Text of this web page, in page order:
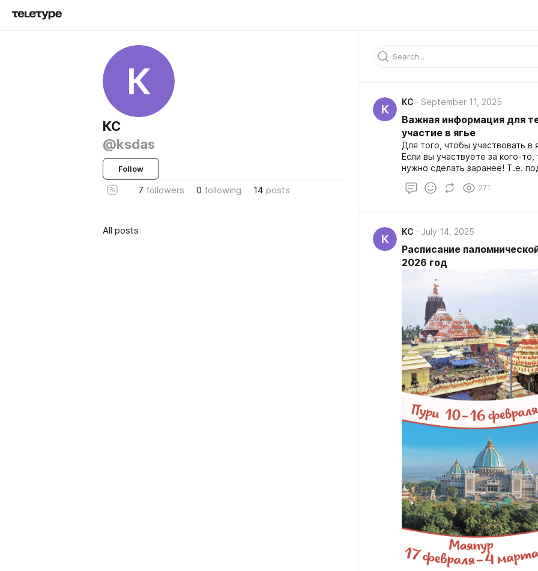
К
КС
@ksdas
Follow
7 followers 0 following 14 posts
All posts
К
КС September 11, 2025
Важная информация для
участие в ягье
Для того, чтобы участвовать в
Если вы участвуете за кого-
нужно сделать заранее! Т.е.
отдельный столик для
получить талон. Узнать, в
воздерживаться от принятия
прийти как минимум за
одежде (желательно с
момент (озвученный
271
К
КС July 14, 2025
Расписание
2026 год